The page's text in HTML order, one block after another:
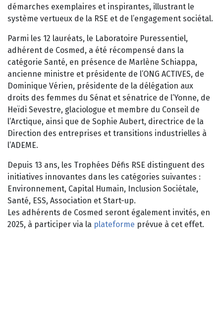
démarches exemplaires et inspirantes, illustrant le
système vertueux de la RSE et de l’engagement sociétal.
Parmi les 12 lauréats, le Laboratoire Puressentiel,
adhérent de Cosmed, a été récompensé dans la
catégorie Santé, en présence de Marlène Schiappa,
ancienne ministre et présidente de l’ONG ACTIVES, de
Dominique Vérien, présidente de la délégation aux
droits des femmes du Sénat et sénatrice de l’Yonne, de
Heïdi Sevestre, glaciologue et membre du Conseil de
l’Arctique, ainsi que de Sophie Aubert, directrice de la
Direction des entreprises et transitions industrielles à
l’ADEME.
Depuis 13 ans, les Trophées Défis RSE distinguent des
initiatives innovantes dans les catégories suivantes :
Environnement, Capital Humain, Inclusion Sociétale,
Santé, ESS, Association et Start-up.
Les adhérents de Cosmed seront également invités, en
2025, à participer via la plateforme prévue à cet effet.